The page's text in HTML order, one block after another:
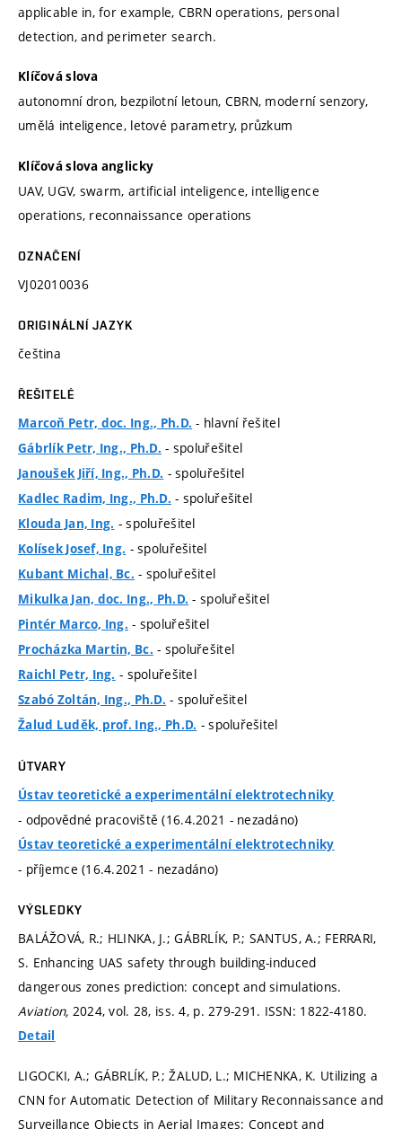
applicable in, for example, CBRN operations, personal
detection, and perimeter search.
Klíčová slova
autonomní dron, bezpilotní letoun, CBRN, moderní senzory,
umělá inteligence, letové parametry, průzkum
Klíčová slova anglicky
UAV, UGV, swarm, artificial inteligence, intelligence
operations, reconnaissance operations
OZNAČENÍ
VJ02010036
ORIGINÁLNÍ JAZYK
čeština
ŘEŠITELÉ
Marcoň Petr, doc. Ing., Ph.D. - hlavní řešitel
Gábrlík Petr, Ing., Ph.D. - spoluřešitel
Janoušek Jiří, Ing., Ph.D. - spoluřešitel
Kadlec Radim, Ing., Ph.D. - spoluřešitel
Klouda Jan, Ing. - spoluřešitel
Kolísek Josef, Ing. - spoluřešitel
Kubant Michal, Bc. - spoluřešitel
Mikulka Jan, doc. Ing., Ph.D. - spoluřešitel
Pintér Marco, Ing. - spoluřešitel
Procházka Martin, Bc. - spoluřešitel
Raichl Petr, Ing. - spoluřešitel
Szabó Zoltán, Ing., Ph.D. - spoluřešitel
Žalud Luděk, prof. Ing., Ph.D. - spoluřešitel
ÚTVARY
Ústav teoretické a experimentální elektrotechniky
- odpovědné pracoviště (16.4.2021 - nezadáno)
Ústav teoretické a experimentální elektrotechniky
- příjemce (16.4.2021 - nezadáno)
VÝSLEDKY
BALÁŽOVÁ, R.; HLINKA, J.; GÁBRLÍK, P.; SANTUS, A.; FERRARI,
S. Enhancing UAS safety through building-induced
dangerous zones prediction: concept and simulations.
Aviation, 2024, vol. 28, iss. 4, p. 279-291. ISSN: 1822-4180.
Detail
LIGOCKI, A.; GÁBRLÍK, P.; ŽALUD, L.; MICHENKA, K. Utilizing a
CNN for Automatic Detection of Military Reconnaissance and
Surveillance Objects in Aerial Images: Concept and